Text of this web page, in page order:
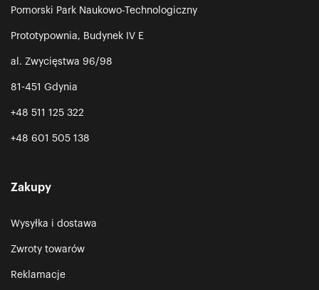
Pomorski Park Naukowo-Technologiczny
Prototypownia, Budynek IV E
al. Zwycięstwa 96/98
81-451 Gdynia
+48 511 125 322
+48 601 505 138
Zakupy
Wysyłka i dostawa
Zwroty towarów
Reklamacje